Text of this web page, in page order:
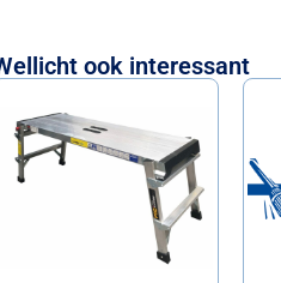
ook interessant